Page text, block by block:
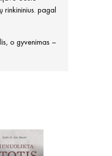
rinkininius. pagal
o gyvenimas –